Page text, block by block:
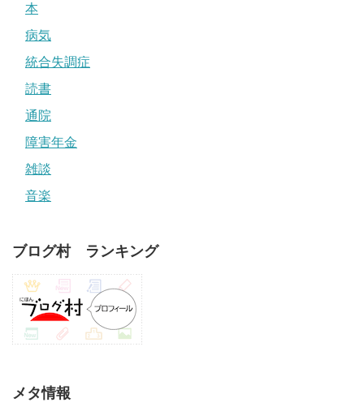
本
病気
統合失調症
読書
通院
障害年金
雑談
音楽
ブログ村 ランキング
メタ情報